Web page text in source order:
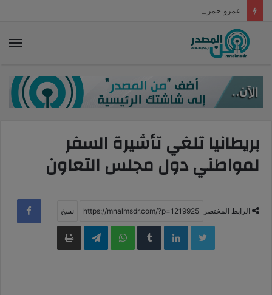
بريطانيا تلغي تأشيرة السفر
لمواطني دول مجلس التعاون
الرابط المختصر
LinkedIn
WhatsApp
Telegramطباعة